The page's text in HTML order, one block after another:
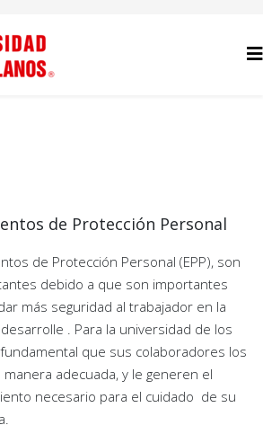
de Protección Personal
de Protección Personal (EPP), son
debido a que son importantes
más seguridad al trabajador en la
. Para la universidad de los
que sus colaboradores los
adecuada, y le generen el
necesario para el cuidado de su